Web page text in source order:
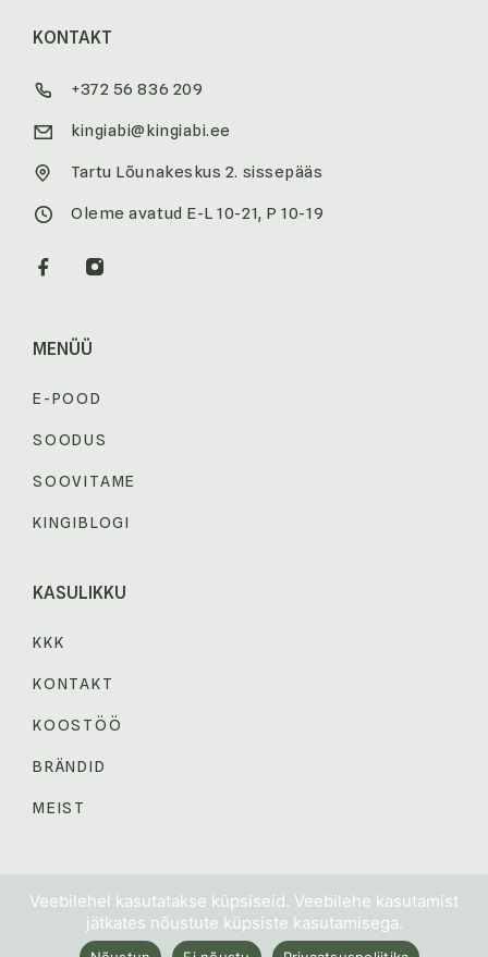
KONTAKT
+372 56 836 209
kingiabi@kingiabi.ee
Tartu Lõunakeskus 2. sissepääs
Oleme avatud E-L 10-21, P 10-19
MENÜÜ
E-POOD
SOODUS
SOOVITAME
KINGIBLOGI
KASULIKKU
KKK
KONTAKT
KOOSTÖÖ
BRÄNDID
MEIST
MÜÜGITINGIMUSED PRIVAATSUSPOLIITIKA
Veebilehel kasutatakse küpsiseid. Veebilehe kasutamist
jätkates nõustute küpsiste kasutamisega.